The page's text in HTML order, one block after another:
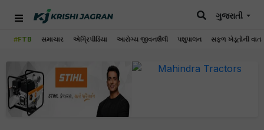
#FTB સમાચાર એગ્રિપીડિયા આરોગ્ય જીવનશૈલી પશુપાલન સફળ ખેડૂતોની વાત
ગુજરાતી